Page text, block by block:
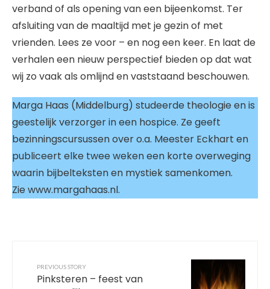
verband of als opening van een bijeenkomst. Ter
afsluiting van de maaltijd met je gezin of met
vrienden. Lees ze voor – en nog een keer. En laat de
verhalen een nieuw perspectief bieden op dat wat
wij zo vaak als omlijnd en vaststaand beschouwen.
Marga Haas (Middelburg) studeerde theologie en is
geestelijk verzorger in een hospice. Ze geeft
bezinningscursussen over o.a. Meester Eckhart en
publiceert elke twee weken een korte overweging
waarin bijbelteksten en mystiek samenkomen.
Zie www.margahaas.nl.
PREVIOUS STORY
Pinksteren – feest van